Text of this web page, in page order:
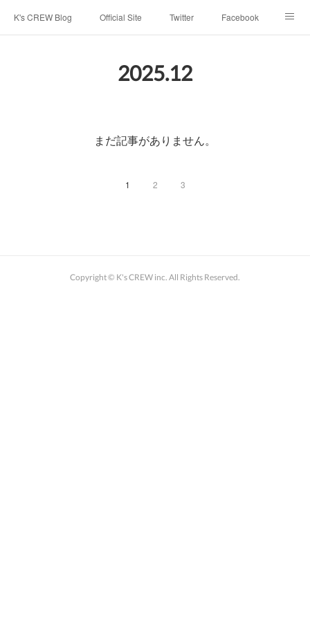
K's CREW Blog Official Site Twitter Facebook
2025.12
まだ記事がありません。
1 2 3
Copyright © K's CREW inc. All Rights Reserved.